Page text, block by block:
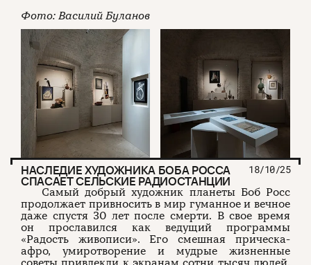
Фото: Василий Буланов
НАСЛЕДИЕ ХУДОЖНИКА БОБА РОССА
СПАСАЕТ СЕЛЬСКИЕ РАДИОСТАНЦИИ
18/10/25
Самый добрый художник планеты Боб Росс
продолжает привносить в мир гуманное и вечное
даже спустя 30 лет после смерти. В свое время
он прославился как ведущий программы
«Радость живописи». Его смешная прическа-
афро, умиротворение и мудрые жизненные